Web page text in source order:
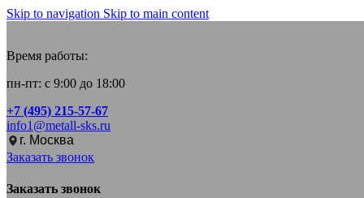
Skip to navigation Skip to main content
Время работы:
пн-пт: с 9:00 до 18:00
+7 (495) 215-57-67
info1@metall-sks.ru
г. Москва
Заказать звонок
Заказать звонок